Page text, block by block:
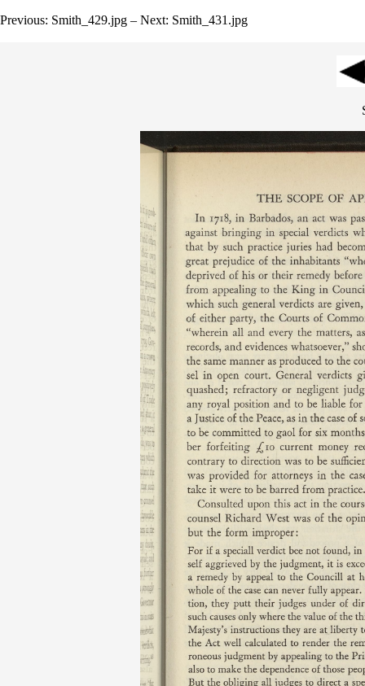
Previous: Smith_429.jpg – Next: Smith_431.jpg